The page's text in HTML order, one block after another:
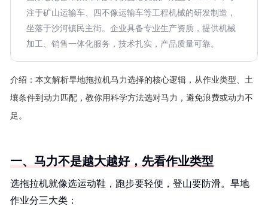
注于矿山运输车、四不像运输车等工程机械的研发制造，
坐落于沙河镇民主街。企业具备专业生产资质，提供机械
加工、销售一体化服务，技术扎实，产品质量可靠。
介绍： 本文解析旱地拖拉机马力选择的核心逻辑，从作业类型、土
壤条件到动力匹配，教你用科学方法选对马力，避免浪费或动力不
足。
一、马力不是越大越好，先看作业类型
选拖拉机就像选运动鞋，跑步要轻便，登山要防滑。旱地
作业分三大类：